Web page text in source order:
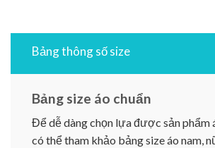
Bảng thông số size
Bảng size áo chuẩn
Để dễ dàng chọn lựa được sản phẩm
có thể tham khảo bảng size áo nam,